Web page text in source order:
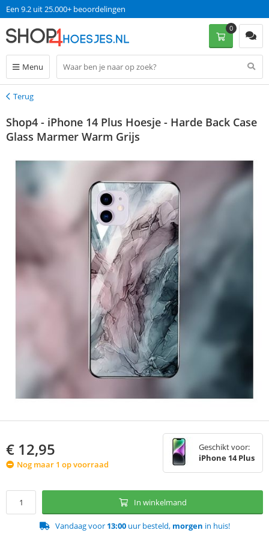
Een 9.2 uit 25.000+ beoordelingen
Menu
0
Terug
Terug
Shop4 - iPhone 14 Plus Hoesje - Harde Back Case
Glass Marmer Warm Grijs
€ 12,95
Nog maar 1 op voorraad
Geschikt voor:
iPhone 14 Plus
In winkelmand
Vandaag voor 13:00uur besteld, morgen in huis!